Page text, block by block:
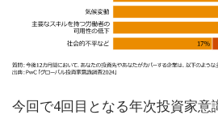
今回で4回目となる年次投資家意